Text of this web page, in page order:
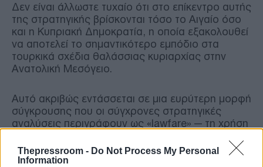
Thepressroom - Do Not Process My Personal
Information
Δεν είναι άλλωστε τυχαίο ότι στο επίκεντρο αυτής
της στρατηγικής βρίσκονται τόσο το Αιγαίο όσο
και η Κυπριακή Δημοκρατία, η οποία εξακολουθεί
να αποτελεί το σημαντικότερο εμπόδιο στα
τουρκικά σχέδια θαλάσσιας κυριαρχίας στην
Ανατολική Μεσόγειο.
Αυτό ακριβώς εντάσσεται σε μια ευρύτερη μορφή
σύγκρουσης που οι σύγχρονες στρατηγικές
αναλύσεις περιγράφουν ως «lawfare» — τη χρήση
χαρτών, της νομοθεσίας και των θεσμών ως
εργαλείων γεωπολιτικής πίεσης.